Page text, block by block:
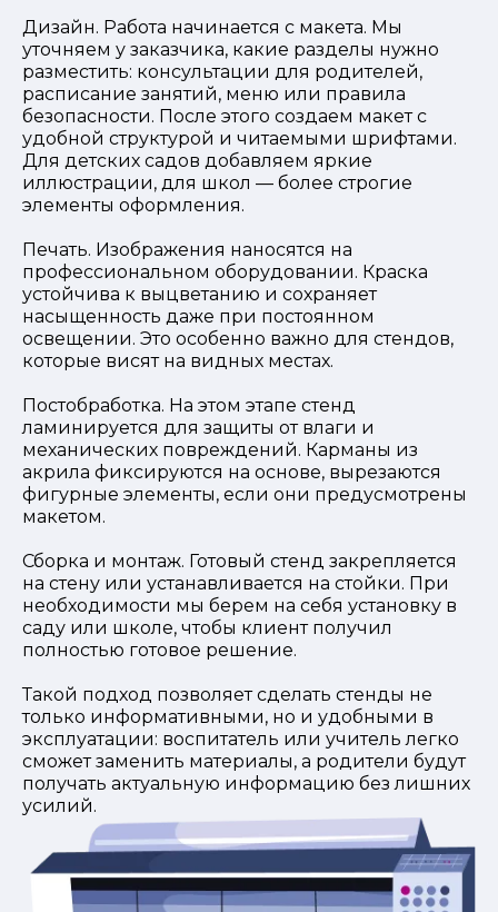
Дизайн. Работа начинается с макета. Мы
уточняем у заказчика, какие разделы нужно
разместить: консультации для родителей,
расписание занятий, меню или правила
безопасности. После этого создаем макет с
удобной структурой и читаемыми шрифтами.
Для детских садов добавляем яркие
иллюстрации, для школ — более строгие
элементы оформления.
Печать. Изображения наносятся на
профессиональном оборудовании. Краска
устойчива к выцветанию и сохраняет
насыщенность даже при постоянном
освещении. Это особенно важно для стендов,
которые висят на видных местах.
Постобработка. На этом этапе стенд
ламинируется для защиты от влаги и
механических повреждений. Карманы из
акрила фиксируются на основе, вырезаются
фигурные элементы, если они предусмотрены
макетом.
Сборка и монтаж. Готовый стенд закрепляется
на стену или устанавливается на стойки. При
необходимости мы берем на себя установку в
саду или школе, чтобы клиент получил
полностью готовое решение.
Такой подход позволяет сделать стенды не
только информативными, но и удобными в
эксплуатации: воспитатель или учитель легко
сможет заменить материалы, а родители будут
получать актуальную информацию без лишних
усилий.